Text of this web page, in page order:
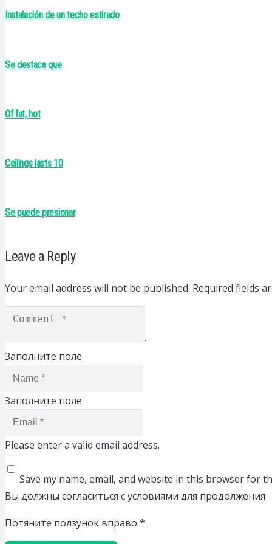
Instalación de un techo estirado
Se destaca que
Of fat, hot
Ceilings lasts 10
Se puede presionar
Leave a Reply
Your email address will not be published. Required fields
Заполните поле
Заполните поле
Please enter a valid email address.
Save my name, email, and website in this browser for
Вы должны согласиться с условиями для продолжения
Потяните ползунок вправо *